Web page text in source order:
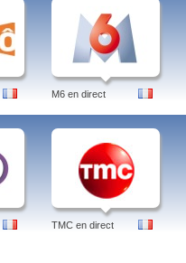
M6 en direct
TMC en direct